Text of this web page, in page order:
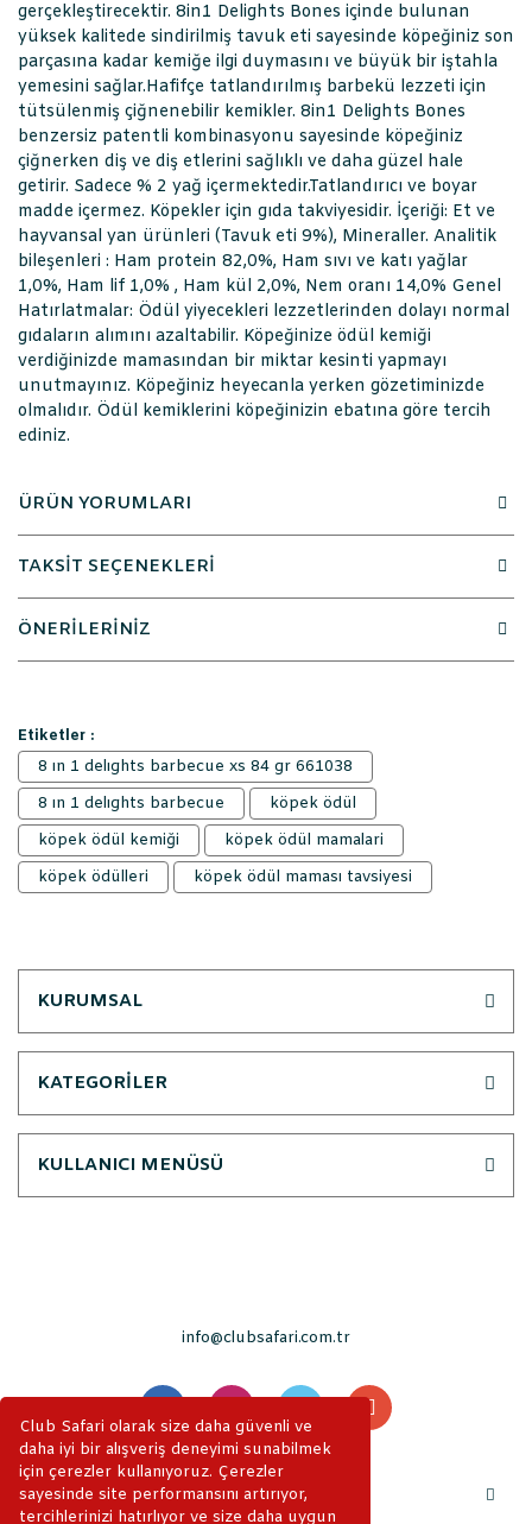
Club Safari olarak size daha güvenli ve
daha iyi bir alışveriş deneyimi sunabilmek
için çerezler kullanıyoruz. Çerezler
sayesinde site performansını artırıyor,
tercihlerinizi hatırlıyor ve size daha uygun
gerçekleştirecektir. 8in1 Delights Bones içinde bulunan
yüksek kalitede sindirilmiş tavuk eti sayesinde köpeğiniz son
parçasına kadar kemiğe ilgi duymasını ve büyük bir iştahla
yemesini sağlar.Hafifçe tatlandırılmış barbekü lezzeti için
tütsülenmiş çiğnenebilir kemikler. 8in1 Delights Bones
benzersiz patentli kombinasyonu sayesinde köpeğiniz
çiğnerken diş ve diş etlerini sağlıklı ve daha güzel hale
getirir. Sadece % 2 yağ içermektedir.Tatlandırıcı ve boyar
madde içermez. Köpekler için gıda takviyesidir. İçeriği: Et ve
hayvansal yan ürünleri (Tavuk eti 9%), Mineraller. Analitik
bileşenleri : Ham protein 82,0%, Ham sıvı ve katı yağlar
1,0%, Ham lif 1,0% , Ham kül 2,0%, Nem oranı 14,0% Genel
Hatırlatmalar: Ödül yiyecekleri lezzetlerinden dolayı normal
gıdaların alımını azaltabilir. Köpeğinize ödül kemiği
verdiğinizde mamasından bir miktar kesinti yapmayı
unutmayınız. Köpeğiniz heyecanla yerken gözetiminizde
olmalıdır. Ödül kemiklerini köpeğinizin ebatına göre tercih
ediniz.
ÜRÜN YORUMLARI
TAKSİT SEÇENEKLERİ
ÖNERİLERİNİZ
Etiketler :
8 ın 1 delıghts barbecue xs 84 gr 661038
8 ın 1 delıghts barbecue
köpek ödül
köpek ödül kemiği
köpek ödül mamalari
köpek ödülleri
köpek ödül maması tavsiyesi
KURUMSAL
KATEGORİLER
KULLANICI MENÜSÜ
info@clubsafari.com.tr